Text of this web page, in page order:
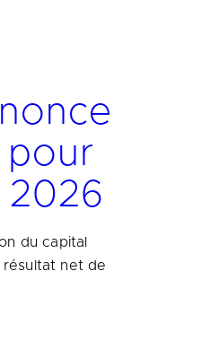
pour
2026
du capital
résultat net de